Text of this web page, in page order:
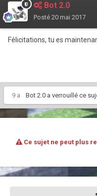
Bot 2.0
Posté 20 mai 2017
Félicitations, tu es
9 a Bot 2.0 a verrouillé ce
Ce sujet ne peut plus